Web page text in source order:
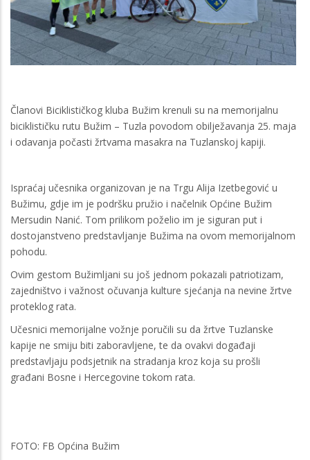
Članovi Biciklističkog kluba Bužim krenuli su na memorijalnu
biciklističku rutu Bužim – Tuzla povodom obilježavanja 25. maja
i odavanja počasti žrtvama masakra na Tuzlanskoj kapiji.
Ispraćaj učesnika organizovan je na Trgu Alija Izetbegović u
Bužimu, gdje im je podršku pružio i načelnik Općine Bužim
Mersudin Nanić. Tom prilikom poželio im je siguran put i
dostojanstveno predstavljanje Bužima na ovom memorijalnom
pohodu.
Ovim gestom Bužimljani su još jednom pokazali patriotizam,
zajedništvo i važnost očuvanja kulture sjećanja na nevine žrtve
proteklog rata.
Učesnici memorijalne vožnje poručili su da žrtve Tuzlanske
kapije ne smiju biti zaboravljene, te da ovakvi događaji
predstavljaju podsjetnik na stradanja kroz koja su prošli
građani Bosne i Hercegovine tokom rata.
FOTO: FB Općina Bužim